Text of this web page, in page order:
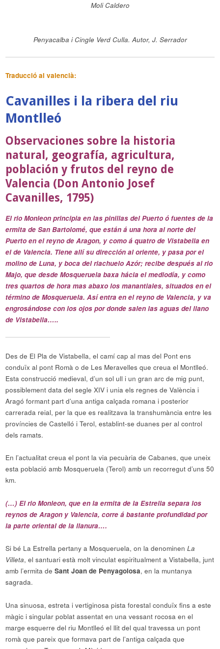
Moli Caldero
Penyacalba i Cingle Verd Culla. Autor, J. Serrador
Traducció al valencià:
Cavanilles i la ribera del riu
Montlleó
Observaciones sobre la historia
natural, geografía, agricultura,
población y frutos del reyno de
Valencia (Don Antonio Josef
Cavanilles, 1795)
El rio Monleon principia en las pinillas del Puerto ó fuentes de la
ermita de San Bartolomé, que están á una hora al norte del
Puerto en el reyno de Aragon, y como á quatro de Vistabella en
el de Valencia. Tiene allí su dirección al oriente, y pasa por el
molino de Luna, y boca del riachuelo Azór; recibe después al rio
Majo, que desde Mosqueruela baxa hácia el mediodía, y como
tres quartos de hora mas abaxo los manantiales, situados en el
término de Mosqueruela. Así entra en el reyno de Valencia, y va
engrosándose con los ojos por donde salen las aguas del llano
de Vistabella…..
Des de El Pla de Vistabella, el camí cap al mas del Pont ens
conduïx al pont Romà o de Les Meravelles que creua el Montlleó.
Esta construcció medieval, d’un sol ull i un gran arc de mig punt,
possiblement data del segle XIV i unia els regnes de València i
Aragó formant part d’una antiga calçada romana i posterior
carrerada reial, per la que es realitzava la transhumància entre les
províncies de Castelló i Terol, establint-se duanes per al control
dels ramats.
En l’actualitat creua el pont la via pecuària de Cabanes, que uneix
esta població amb Mosqueruela (Terol) amb un recorregut d’uns 50
km.
(…) El rio Monleon, que en la ermita de la Estrella separa los
reynos de Aragon y Valencia, corre á bastante profundidad por
la parte oriental de la llanura….
Si bé La Estrella pertany a Mosqueruela, on la denominenLa
Villeta, el santuari està molt vinculat espiritualment a Vistabella, junt
amb l’ermita deSant Joan de Penyagolosa, en la muntanya
sagrada.
Una sinuosa, estreta i vertiginosa pista forestal conduïx fins a este
màgic i singular poblat assentat en una vessant rocosa en el
marge esquerre del riu Montlleó el llit del qual travessa un pont
romà que pareix que formava part de l’antiga calçada que